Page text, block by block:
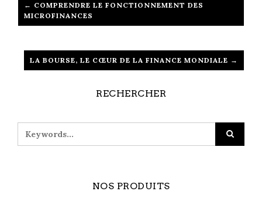
← COMPRENDRE LE FONCTIONNEMENT DES
MICROFINANCES
LA BOURSE, LE CŒUR DE LA FINANCE MONDIALE →
RECHERCHER
NOS PRODUITS